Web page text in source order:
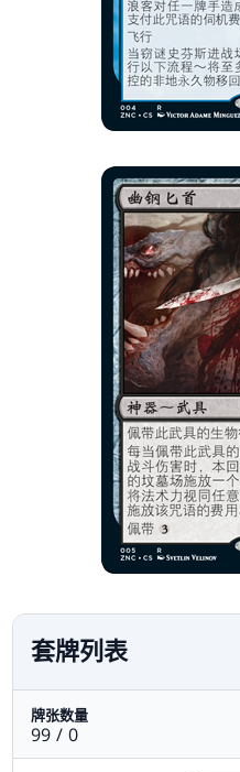
套牌列表
牌张数量
99 / 0